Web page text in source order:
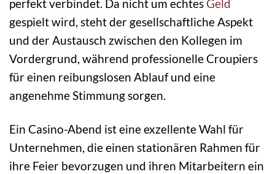
perfekt verbindet. Da nicht um echtes Geld
gespielt wird, steht der gesellschaftliche Aspekt
und der Austausch zwischen den Kollegen im
Vordergrund, während professionelle Croupiers
für einen reibungslosen Ablauf und eine
angenehme Stimmung sorgen.
Ein Casino-Abend ist eine exzellente Wahl für
Unternehmen, die einen stationären Rahmen für
ihre Feier bevorzugen und ihren Mitarbeitern ein